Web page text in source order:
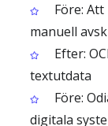
Före:
manuell
Efter:
textutdata
Före:
digitala